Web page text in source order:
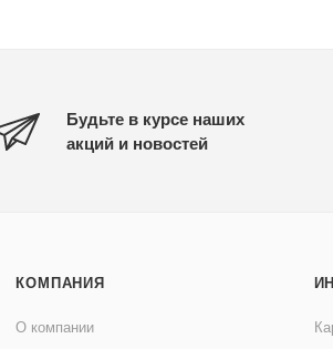
Будьте в курсе наших
акций и новостей
КОМПАНИЯ
О компании